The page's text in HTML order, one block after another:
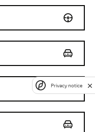
Privacy notice